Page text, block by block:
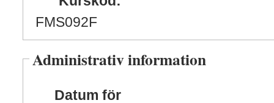
FMS092F
Administrativ information
Datum för